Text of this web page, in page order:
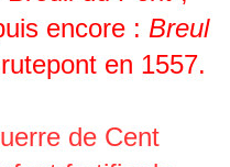
encore : Breul
en 1557.
de Cent